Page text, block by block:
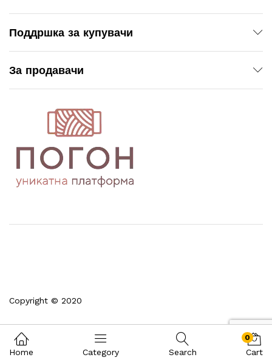
Поддршка за купувачи
За продавачи
Copyright © 2020
Home Category Search
0
Cart